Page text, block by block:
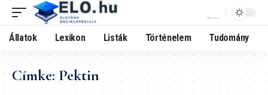
Állatok Lexikon Listák Történelem Tudomány
Címke:Pektin